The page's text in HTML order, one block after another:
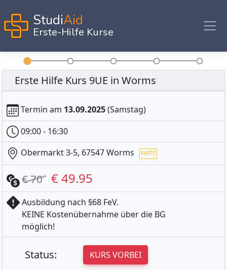
StudiAid
Erste-Hilfe Kurse
Erste Hilfe Kurs 9UE in Worms
Termin am 13.09.2025(Samstag)
09:00 - 16:30
Obermarkt 3-5, 67547 Worms
€ 70 € 49.95
Ausbildung nach §68 FeV.
KEINE Kostenübernahme über die BG
möglich!
Status: KURS VORBEI